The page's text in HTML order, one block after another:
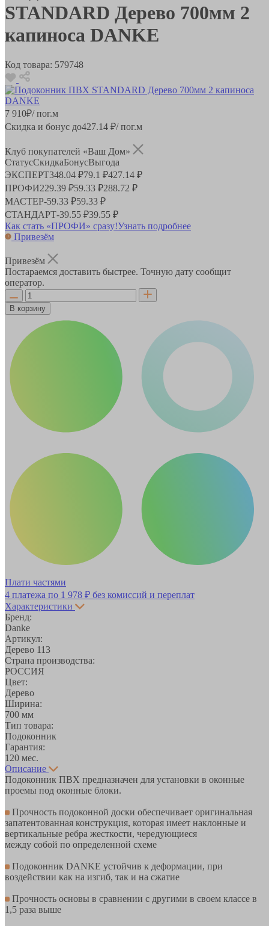
STANDARD Дерево 700мм 2
капиноса DANKE
Код товара: 579748
7 910₽/ пог.м
Скидка и бонус до427.14 ₽/ пог.м
Клуб покупателей «Ваш Дом»
СтатусСкидкаБонусВыгода
ЭКСПЕРТ348.04 ₽79.1 ₽427.14 ₽
ПРОФИ229.39 ₽59.33 ₽288.72 ₽
МАСТЕР-59.33 ₽59.33 ₽
СТАНДАРТ-39.55 ₽39.55 ₽
Как стать «ПРОФИ» сразу!Узнать подробнее
Привезём
Привезём
Постараемся доставить быстрее. Точную дату сообщит
оператор.
В корзину
Плати частями
4 платежа по 1 978 ₽ без комиссий и переплат
Характеристики
Бренд:
Danke
Артикул:
Дерево 113
Страна производства:
РОССИЯ
Цвет:
Дерево
Ширина:
700 мм
Тип товара:
Подоконник
Гарантия:
120 мес.
Описание
Подоконник ПВХ предназначен для установки в оконные
проемы под оконные блоки.
Прочность подоконной доски обеспечивает оригинальная
запатентованная конструкция, которая имеет наклонные и
вертикальные ребра жесткости, чередующиеся
между собой по определенной схеме
Подоконник DANKE устойчив к деформации, при
воздействии как на изгиб, так и на сжатие
Прочность основы в сравнении с другими в своем классе в
1,5 раза выше